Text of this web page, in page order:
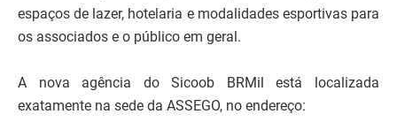
espaços de lazer, hotelaria e modalidades esportivas para
os associados e o público em geral.
A nova agência do Sicoob BRMil está localizada
exatamente na sede da ASSEGO, no endereço: